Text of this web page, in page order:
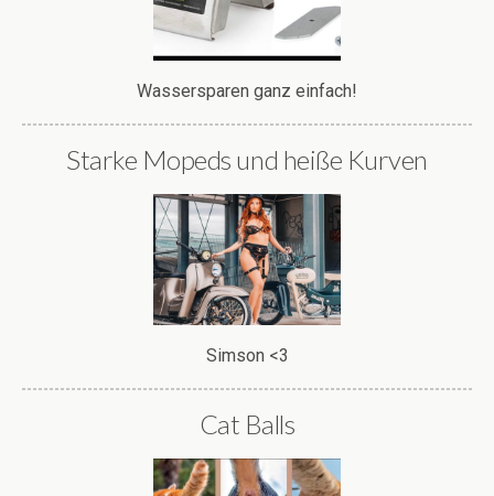
Wassersparen ganz einfach!
Starke Mopeds und heiße Kurven
Simson <3
Cat Balls